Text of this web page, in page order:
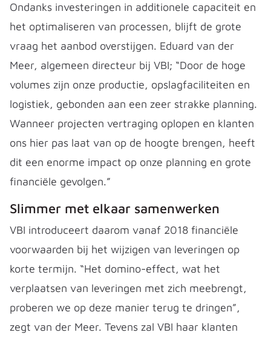
Ondanks investeringen in additionele capaciteit en
het optimaliseren van processen, blijft de grote
vraag het aanbod overstijgen. Eduard van der
Meer, algemeen directeur bij VBI; “Door de hoge
volumes zijn onze productie, opslagfaciliteiten en
logistiek, gebonden aan een zeer strakke planning.
Wanneer projecten vertraging oplopen en klanten
ons hier pas laat van op de hoogte brengen, heeft
dit een enorme impact op onze planning en grote
financiële gevolgen.”
Slimmer met elkaar samenwerken
VBI introduceert daarom vanaf 2018 financiële
voorwaarden bij het wijzigen van leveringen op
korte termijn. “Het domino-effect, wat het
verplaatsen van leveringen met zich meebrengt,
proberen we op deze manier terug te dringen”,
zegt van der Meer. Tevens zal VBI haar klanten